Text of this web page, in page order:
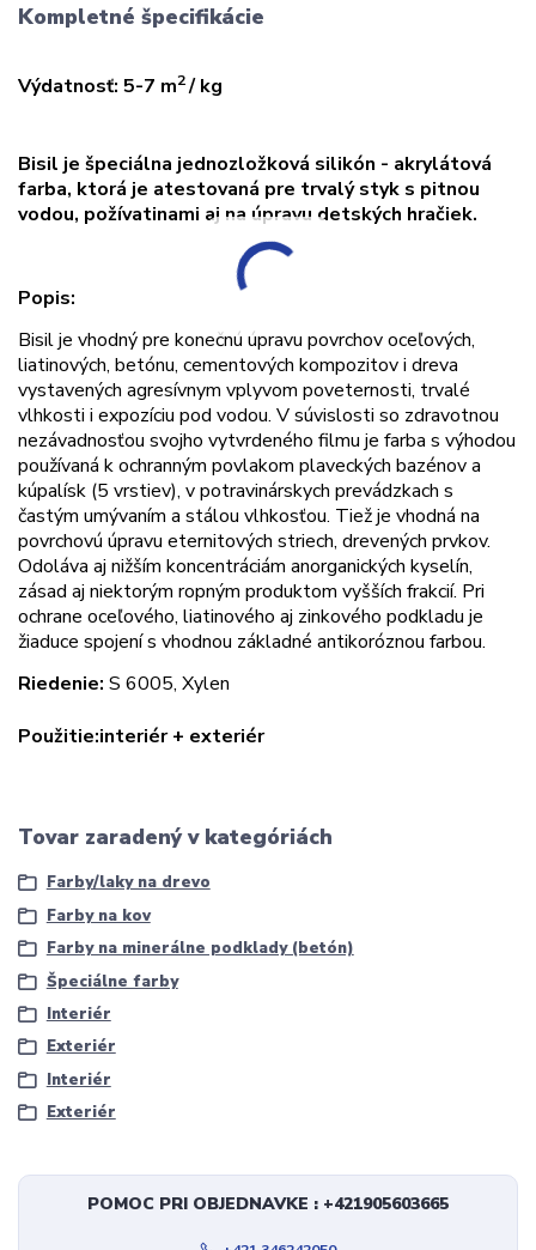
Kompletné špecifikácie
Výdatnosť: 5-7 m2/ kg
Bisil je špeciálna jednozložková silikón - akrylátová
farba, ktorá je atestovaná pre trvalý styk s pitnou
vodou, požívatinami aj na úpravu detských hračiek.
Popis:
Bisil je vhodný pre konečnú úpravu povrchov oceľových,
liatinových, betónu, cementových kompozitov i dreva
vystavených agresívnym vplyvom poveternosti, trvalé
vlhkosti i expozíciu pod vodou. V súvislosti so zdravotnou
nezávadnosťou svojho vytvrdeného filmu je farba s výhodou
používaná k ochranným povlakom plaveckých bazénov a
kúpalísk (5 vrstiev), v potravinárskych prevádzkach s
častým umývaním a stálou vlhkosťou. Tiež je vhodná na
povrchovú úpravu eternitových striech, drevených prvkov.
Odoláva aj nižším koncentráciám anorganických kyselín,
zásad aj niektorým ropným produktom vyšších frakcií. Pri
ochrane oceľového, liatinového aj zinkového podkladu je
žiaduce spojení s vhodnou základné antikoróznou farbou.
Riedenie: S 6005, Xylen
Použitie:interiér+ exteriér
Tovar zaradený v kategóriách
Farby/laky na drevo
Farby na kov
Farby na minerálne podklady (betón)
Špeciálne farby
Interiér
Exteriér
Interiér
Exteriér
POMOC PRI OBJEDNAVKE : +421905603665